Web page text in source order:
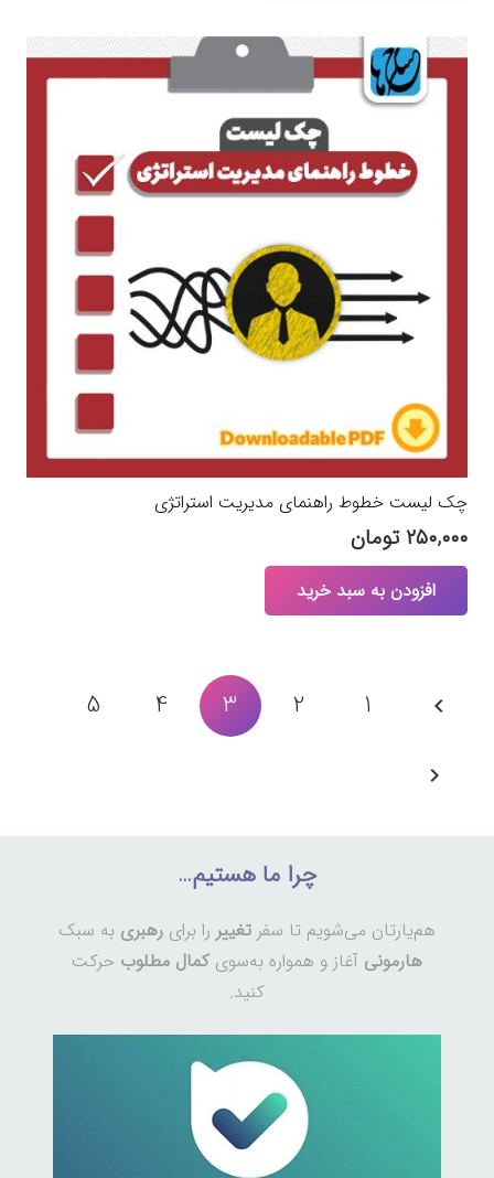
چک لیست خطوط‌‌ راهنمای مدیریت استراتژی
۲۵۰,۰۰۰ تومان
افزودن به سبد خرید
صفحه‌بندی
1
2
3
4
5
چرا ما هستیم…
هم‌یارتان می‌شویم تا سفر تغییر را برای رهبری به سبک
هارمونی آغاز و همواره به‌سوی کمال مطلوب حرکت
کنید.